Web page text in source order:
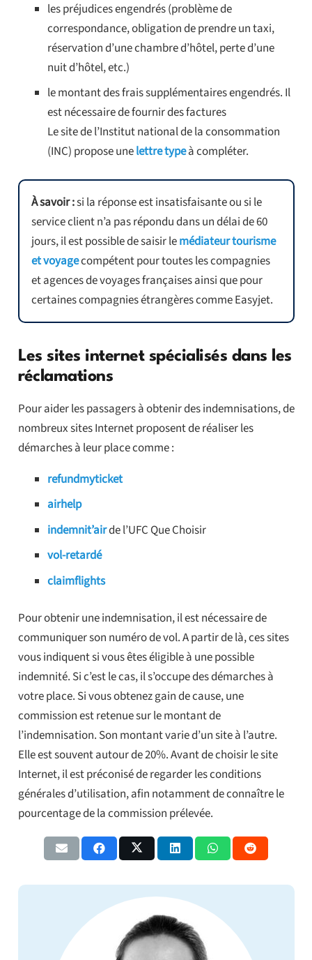
les préjudices engendrés (problème de
correspondance, obligation de prendre un taxi,
réservation d’une chambre d’hôtel, perte d’une
nuit d’hôtel, etc.)
le montant des frais supplémentaires engendrés. Il
est nécessaire de fournir des factures
Le site de l’Institut national de la consommation
(INC) propose unelettre typeà compléter.
À savoir :si la réponse est insatisfaisante ou si le
service client n’a pas répondu dans un délai de 60
jours, il est possible de saisir lemédiateur tourisme
et voyagecompétent pour toutes les compagnies
et agences de voyages françaises ainsi que pour
certaines compagnies étrangères comme Easyjet.
Les sites internet spécialisés dans les
réclamations
Pour aider les passagers à obtenir des indemnisations, de
nombreux sites Internet proposent de réaliser les
démarches à leur place comme :
refundmyticket
airhelp
indemnit’airde l’UFC Que Choisir
vol-retardé
claimflights
Pour obtenir une indemnisation, il est nécessaire de
communiquer son numéro de vol. A partir de là, ces sites
vous indiquent si vous êtes éligible à une possible
indemnité. Si c’est le cas, il s’occupe des démarches à
votre place. Si vous obtenez gain de cause, une
commission est retenue sur le montant de
l’indemnisation. Son montant varie d’un site à l’autre.
Elle est souvent autour de 20%. Avant de choisir le site
Internet, il est préconisé de regarder les conditions
générales d’utilisation, afin notamment de connaître le
pourcentage de la commission prélevée.